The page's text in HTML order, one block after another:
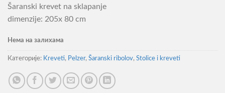
Šaranski krevet na sklapanje
dimenzije: 205x 80 cm
Нема на залихама
Категорије: Kreveti, Pelzer, Šaranski ribolov, Stolice i kreveti